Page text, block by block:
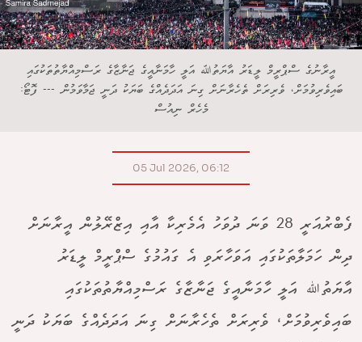
އީރާނުގެ ސްޕްރީމް ލީޑަރު އާޔަތުﷲ އަލީ ހާމަނާއީގެ ޖަނާޒާގެ ރަސްމިއްޔާތުތަކުގައި
ބައިވެރިވުމަށް، ވެރިރަށް ތެހެރާނަށް ގިނަ އަދަދެއްގެ ބަޔަކު ދަނީ ޖަމާވަމުން --- ފޮޓޯ:
މެހެރް ނިއުސް
05 Jul 2026, 06:12
ފެބްރުއަރީ 28 ވަނަ ދުވަހު އެމެރިކާ އާއި އިޒްރޭލުން އީރާނަށް
ދިން ހަމަލާތަކުގައި އަވަހާރަވި އެ ގައުމުގެ ސްޕްރީމް ލީޑަރު
އާޔަތުﷲ އަލީ ހާމަނާއީގެ ޖަނާޒާގެ ރަސްމިއްޔާތުތަކުގައި
ބައިވެރިވުމަށް، ވެރިރަށް ތެހެރާނަށް ގިނަ އަދަދެއްގެ ބަޔަކު ދަނީ